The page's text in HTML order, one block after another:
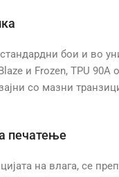
бои и во
и Frozen, TPU
со мазни
печатење
на влага, се